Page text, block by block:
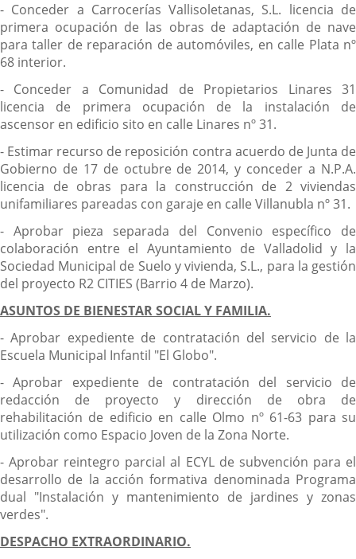
- Conceder a Carrocerías Vallisoletanas, S.L. licencia de
primera ocupación de las obras de adaptación de nave
para taller de reparación de automóviles, en calle Plata nº
68 interior.
- Conceder a Comunidad de Propietarios Linares 31
licencia de primera ocupación de la instalación de
ascensor en edificio sito en calle Linares nº 31.
- Estimar recurso de reposición contra acuerdo de Junta de
Gobierno de 17 de octubre de 2014, y conceder a N.P.A.
licencia de obras para la construcción de 2 viviendas
unifamiliares pareadas con garaje en calle Villanubla nº 31.
- Aprobar pieza separada del Convenio específico de
colaboración entre el Ayuntamiento de Valladolid y la
Sociedad Municipal de Suelo y vivienda, S.L., para la gestión
del proyecto R2 CITIES (Barrio 4 de Marzo).
ASUNTOS DE BIENESTAR SOCIAL Y FAMILIA.
- Aprobar expediente de contratación del servicio de la
Escuela Municipal Infantil "El Globo".
- Aprobar expediente de contratación del servicio de
redacción de proyecto y dirección de obra de
rehabilitación de edificio en calle Olmo nº 61-63 para su
utilización como Espacio Joven de la Zona Norte.
- Aprobar reintegro parcial al ECYL de subvención para el
desarrollo de la acción formativa denominada Programa
dual "Instalación y mantenimiento de jardines y zonas
verdes".
DESPACHO EXTRAORDINARIO.